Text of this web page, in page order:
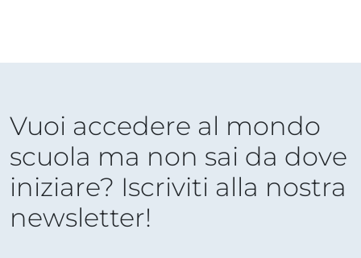
Vuoi accedere al mondo
scuola ma non sai da dove
iniziare? Iscriviti alla nostra
newsletter!